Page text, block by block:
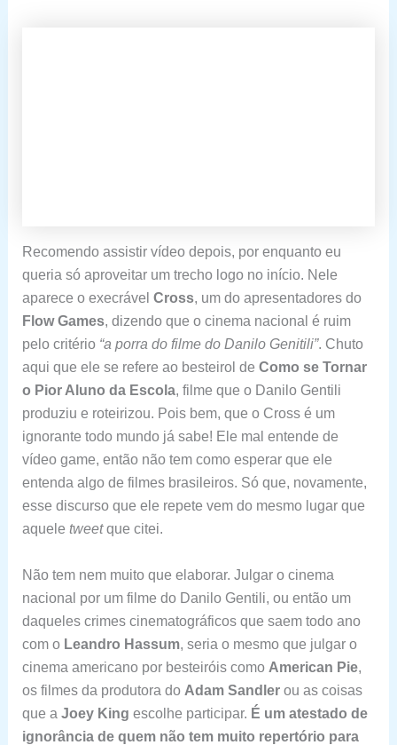
Recomendo assistir vídeo depois, por enquanto eu
queria só aproveitar um trecho logo no início. Nele
aparece o execrável Cross, um do apresentadores do
Flow Games, dizendo que o cinema nacional é ruim
pelo critério “a porra do filme do Danilo Genitili”. Chuto
aqui que ele se refere ao besteirol de Como se Tornar
o Pior Aluno da Escola, filme que o Danilo Gentili
produziu e roteirizou. Pois bem, que o Cross é um
ignorante todo mundo já sabe! Ele mal entende de
vídeo game, então não tem como esperar que ele
entenda algo de filmes brasileiros. Só que, novamente,
esse discurso que ele repete vem do mesmo lugar que
aquele tweetque citei.
Não tem nem muito que elaborar. Julgar o cinema
nacional por um filme do Danilo Gentili, ou então um
daqueles crimes cinematográficos que saem todo ano
com o Leandro Hassum, seria o mesmo que julgar o
cinema americano por besteiróis como American Pie,
os filmes da produtora do Adam Sandlerou as coisas
que a Joey King escolhe participar. É um atestado de
ignorância de quem não tem muito repertório para